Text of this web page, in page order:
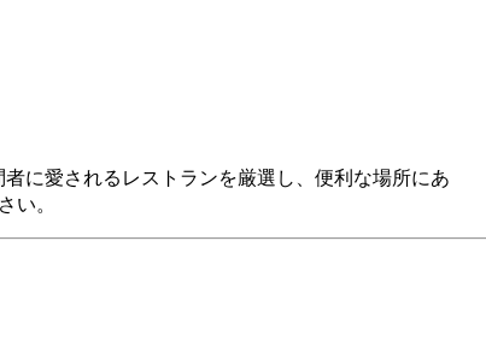
に愛されるレストランを厳選し、便利な場所にあ
い。